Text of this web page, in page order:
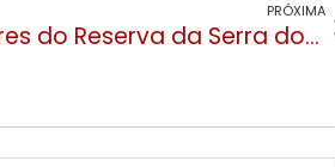
PRÓXIMA
Moradores do Reserva da Serra doam uma tonelada de alimentos